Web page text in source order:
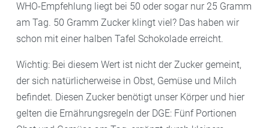
WHO-Empfehlung liegt bei 50 oder sogar nur 25 Gramm
am Tag. 50 Gramm Zucker klingt viel? Das haben wir
schon mit einer halben Tafel Schokolade erreicht.
Wichtig: Bei diesem Wert ist nicht der Zucker gemeint,
der sich natürlicherweise in Obst, Gemüse und Milch
befindet. Diesen Zucker benötigt unser Körper und hier
gelten die Ernährungsregeln der DGE: Fünf Portionen